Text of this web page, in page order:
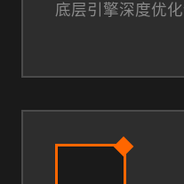
底层引擎深度优